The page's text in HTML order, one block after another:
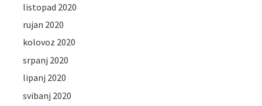
listopad 2020
rujan 2020
kolovoz 2020
srpanj 2020
lipanj 2020
svibanj 2020